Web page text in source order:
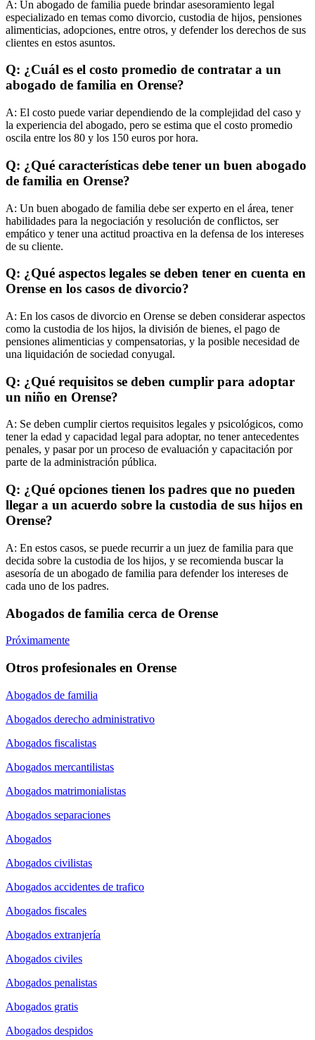
A: Un abogado de familia puede brindar asesoramiento legal
especializado en temas como divorcio, custodia de hijos, pensiones
alimenticias, adopciones, entre otros, y defender los derechos de sus
clientes en estos asuntos.
Q: ¿Cuál es el costo promedio de contratar a un
abogado de familia en Orense?
A: El costo puede variar dependiendo de la complejidad del caso y
la experiencia del abogado, pero se estima que el costo promedio
oscila entre los 80 y los 150 euros por hora.
Q: ¿Qué características debe tener un buen abogado
de familia en Orense?
A: Un buen abogado de familia debe ser experto en el área, tener
habilidades para la negociación y resolución de conflictos, ser
empático y tener una actitud proactiva en la defensa de los intereses
de su cliente.
Q: ¿Qué aspectos legales se deben tener en cuenta en
Orense en los casos de divorcio?
A: En los casos de divorcio en Orense se deben considerar aspectos
como la custodia de los hijos, la división de bienes, el pago de
pensiones alimenticias y compensatorias, y la posible necesidad de
una liquidación de sociedad conyugal.
Q: ¿Qué requisitos se deben cumplir para adoptar
un niño en Orense?
A: Se deben cumplir ciertos requisitos legales y psicológicos, como
tener la edad y capacidad legal para adoptar, no tener antecedentes
penales, y pasar por un proceso de evaluación y capacitación por
parte de la administración pública.
Q: ¿Qué opciones tienen los padres que no pueden
llegar a un acuerdo sobre la custodia de sus hijos en
Orense?
A: En estos casos, se puede recurrir a un juez de familia para que
decida sobre la custodia de los hijos, y se recomienda buscar la
asesoría de un abogado de familia para defender los intereses de
cada uno de los padres.
Abogados de familia cerca de Orense
Próximamente
Otros profesionales en Orense
Abogados de familia
Abogados derecho administrativo
Abogados fiscalistas
Abogados mercantilistas
Abogados matrimonialistas
Abogados separaciones
Abogados
Abogados civilistas
Abogados accidentes de trafico
Abogados fiscales
Abogados extranjería
Abogados civiles
Abogados penalistas
Abogados gratis
Abogados despidos